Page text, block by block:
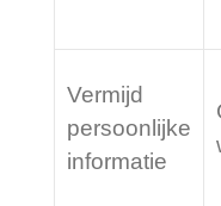
Vermijd
persoonlijke
informatie